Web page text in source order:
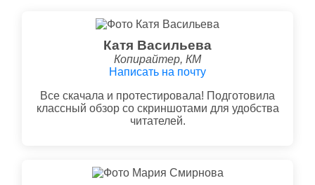
Катя Васильева
Копирайтер, КМ
Написать на почту
Все скачала и протестировала! Подготовила
классный обзор со скриншотами для удобства
читателей.